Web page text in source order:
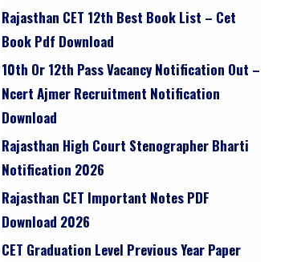
Rajasthan CET 12th Best Book List – Cet
Book Pdf Download
10th Or 12th Pass Vacancy Notification Out –
Ncert Ajmer Recruitment Notification
Download
Rajasthan High Court Stenographer Bharti
Notification 2026
Rajasthan CET Important Notes PDF
Download 2026
CET Graduation Level Previous Year Paper